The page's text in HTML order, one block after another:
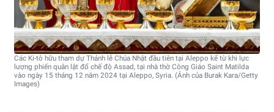
Các Ki-tô hữu tham dự Thánh lễ Chúa Nhật đầu tiên tại Aleppo kể từ khi lực
lượng phiến quân lật đổ chế độ Assad, tại nhà thờ Công Giáo Saint Matilda
vào ngày 15 tháng 12 năm 2024 tại Aleppo, Syria. (Ảnh của Burak Kara/Getty
Images)